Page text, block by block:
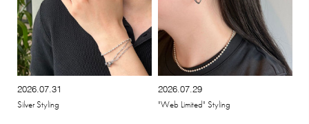
2026.07.31
Silver Styling
2026.07.29
"Web Limited" Styling